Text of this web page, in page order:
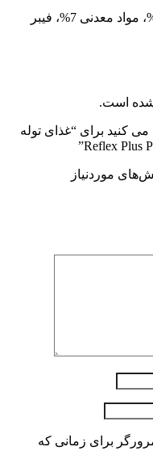
پروتئین 31%، چربی 19%، مواد معدنی 7%، فیبر
است.
می کنید برای “غذای توله
موردنیاز
برای زمانی که